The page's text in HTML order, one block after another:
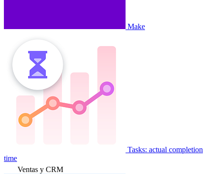
Make
Tasks: actual completion
time
Ventas y CRM